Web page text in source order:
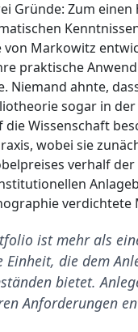
Gründe: Zum
von Markowitz
praktische
Niemand ahnte,
sogar in
die Wissenschaft
wobei sie
verhalf
verdichtete
ist mehr als
Einheit, die dem
bietet.
Anforderungen